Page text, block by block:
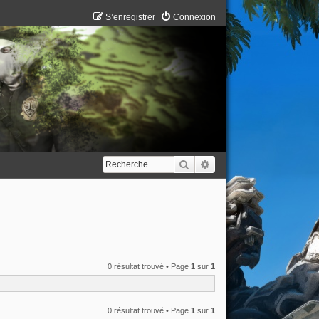
Connexion
S’enregistrer
Rechercher
0 résultat trouvé • Page 1 sur 1
0 résultat trouvé • Page 1 sur 1